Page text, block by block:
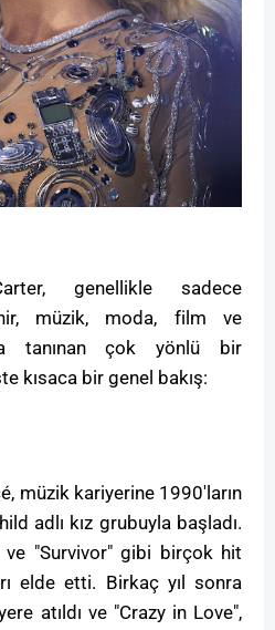
genellikle sadece
müzik, moda, film ve
tanınan çok yönlü bir
kısaca bir genel bakış:
müzik kariyerine 1990'ların
adlı kız grubuyla başladı.
ve "Survivor" gibi birçok hit
elde etti. Birkaç yıl sonra
atıldı ve "Crazy in Love",